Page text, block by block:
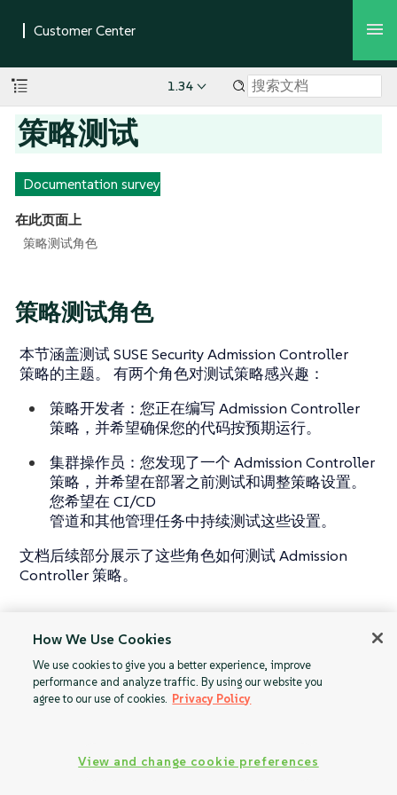
1.34
策略测试
Documentation survey
在此页面上
策略测试角色
策略测试角色
本节涵盖测试 SUSE Security Admission Controller
策略的主题。 有两个角色对测试策略感兴趣：
策略开发者 ：您正在编写 Admission Controller
策略，并希望确保您的代码按预期运行。
集群操作员 ：您发现了一个 Admission Controller
策略，并希望在部署之前测试和调整策略设置。
您希望在 CI/CD
管道和其他管理任务中持续测试这些设置。
文档后续部分展示了这些角色如何测试 Admission
Controller 策略。
策略元数据
针对策略作者的测
How We Use Cookies
We use cookies to give you a better experience, improve
performance and analyze traffic. By using our website you
agree to our use of cookies. Privacy Policy
View and change cookie preferences